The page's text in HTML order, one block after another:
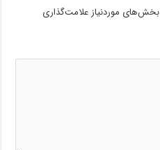
بخش‌های موردنیاز علامت‌گذاری